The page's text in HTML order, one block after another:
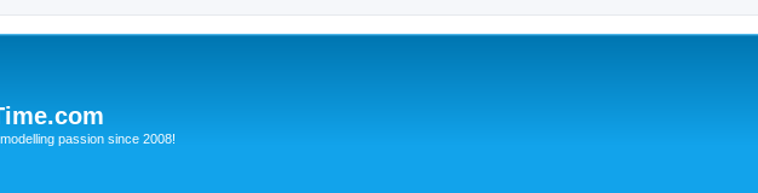
passion since 2008!